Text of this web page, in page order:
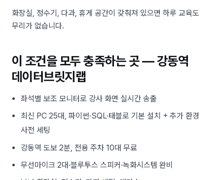
화장실, 정수기, 다과, 휴게 공간이 갖춰져 있으면 하루 교육도
무리가 없습니다.
이 조건을 모두 충족하는 곳 — 강동역
데이터브릿지랩
좌석별 보조 모니터로 강사 화면 실시간 송출
최신 PC 25대, 파이썬·SQL·태블로 기본 설치 + 추가 환경
사전 세팅
강동역 도보 2분, 전용 주차 10대 무료
무선마이크 2대·블루투스 스피커·녹화시스템 완비